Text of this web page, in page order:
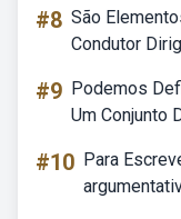
#8 São
Condutor
#9 Podemos
Um Conjunto
#10 Para